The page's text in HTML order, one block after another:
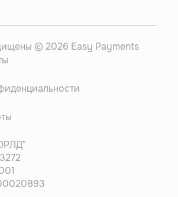
© 2026 Easy Payments